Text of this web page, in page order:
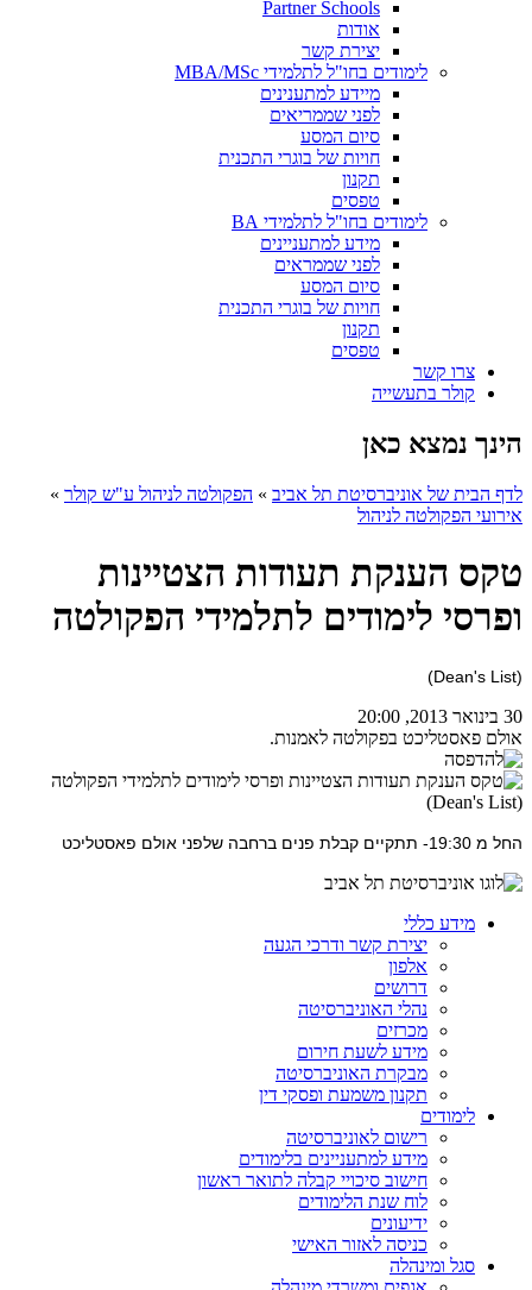
Partner Schools
אודות
יצירת קשר
לימודים בחו"ל לתלמידי MBA/MSc
מיידע למתענינים
לפני שממריאים
סיום המסע
חויות של בוגרי התכנית
תקנון
טפסים
לימודים בחו"ל לתלמידי BA
מידע למתעניינים
לפני שממראים
סיום המסע
חויות של בוגרי התכנית
תקנון
טפסים
צרו קשר
קולר בתעשייה
הינך נמצא כאן
לדף הבית של אוניברסיטת תל אביב » הפקולטה לניהול ע"ש קולר »
אירועי הפקולטה לניהול
טקס הענקת תעודות הצטיינות
ופרסי לימודים לתלמידי הפקולטה
(Dean's List)
30 בינואר 2013, 20:00
אולם פאסטליכט בפקולטה לאמנות.
החל מ 19:30- תתקיים קבלת פנים ברחבה שלפני אולם פאסטליכט
מידע כללי
יצירת קשר ודרכי הגעה
אלפון
דרושים
נהלי האוניברסיטה
מכרזים
מידע לשעת חירום
מבקרת האוניברסיטה
תקנון משמעת ופסקי דין
לימודים
רישום לאוניברסיטה
מידע למתעניינים בלימודים
חישוב סיכויי קבלה לתואר ראשון
לוח שנת הלימודים
ידיעונים
כניסה לאזור האישי
סגל ומינהלה